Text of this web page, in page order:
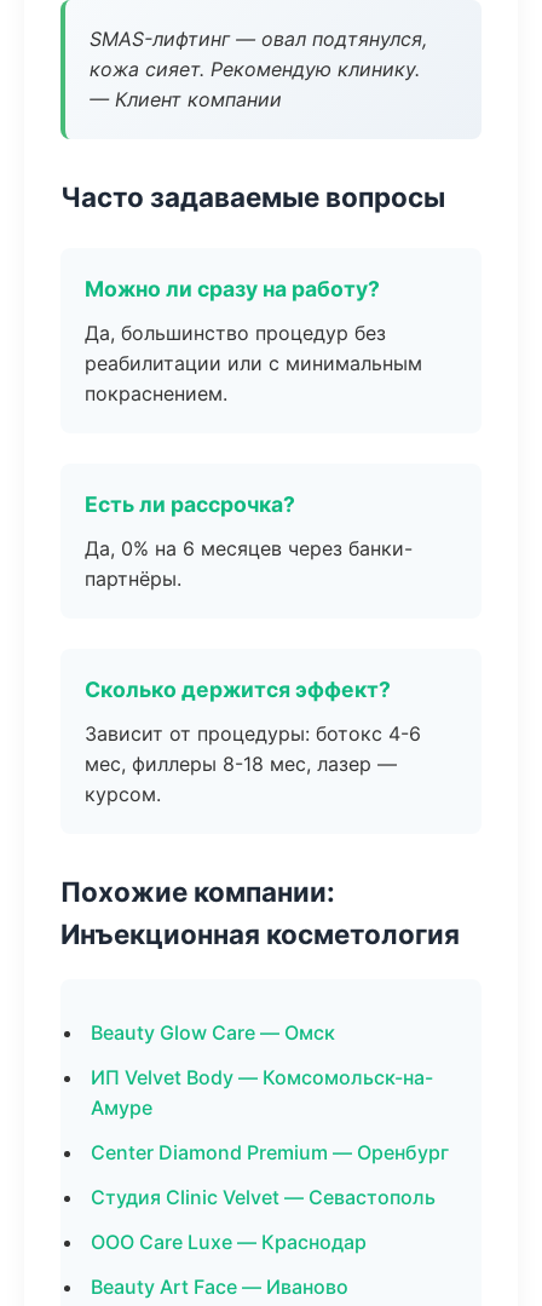
SMAS-лифтинг — овал подтянулся,
кожа сияет. Рекомендую клинику.
— Клиент компании
Часто задаваемые вопросы
Можно ли сразу на работу?
Да, большинство процедур без
реабилитации или с минимальным
покраснением.
Есть ли рассрочка?
Да, 0% на 6 месяцев через банки-
партнёры.
Сколько держится эффект?
Зависит от процедуры: ботокс 4-6
мес, филлеры 8-18 мес, лазер —
курсом.
Похожие компании:
Инъекционная косметология
Beauty Glow Care — Омск
ИП Velvet Body — Комсомольск-на-
Амуре
Center Diamond Premium — Оренбург
Студия Clinic Velvet — Севастополь
ООО Care Luxe — Краснодар
Beauty Art Face — Иваново